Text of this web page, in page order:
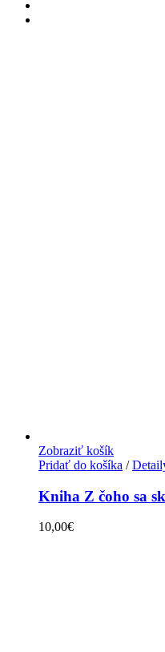
Zobraziť košík
Pridať do košíka /
Kniha Z čoho sa
10,00€